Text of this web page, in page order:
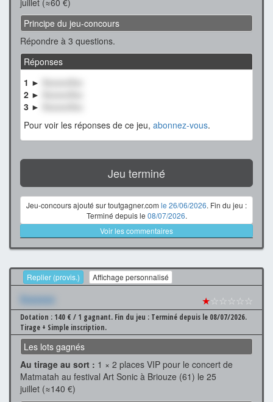
Principe du jeu-concours
Répondre à 3 questions.
Réponses
1 ►
XxxxxxXxx
2 ►
3 ►
Pour voir les réponses de ce jeu, abonnez-vous.
Jeu terminé
Jeu-concours ajouté sur toutgagner.com le 26/06/2026. Fin du jeu :
Terminé depuis le 08/07/2026.
Voir les commentaires
Replier (provis.) Affichage personnalisé
Xxxxxxx ★☆☆☆☆☆
Dotation : 140 € / 1 gagnant. Fin du jeu : Terminé depuis le 08/07/2026.
Tirage + Simple inscription.
Les lots gagnés
Au tirage au sort : 1 × 2 places VIP pour le concert de
Matmatah au festival Art Sonic à Briouze (61) le 25
juillet (≈140 €)